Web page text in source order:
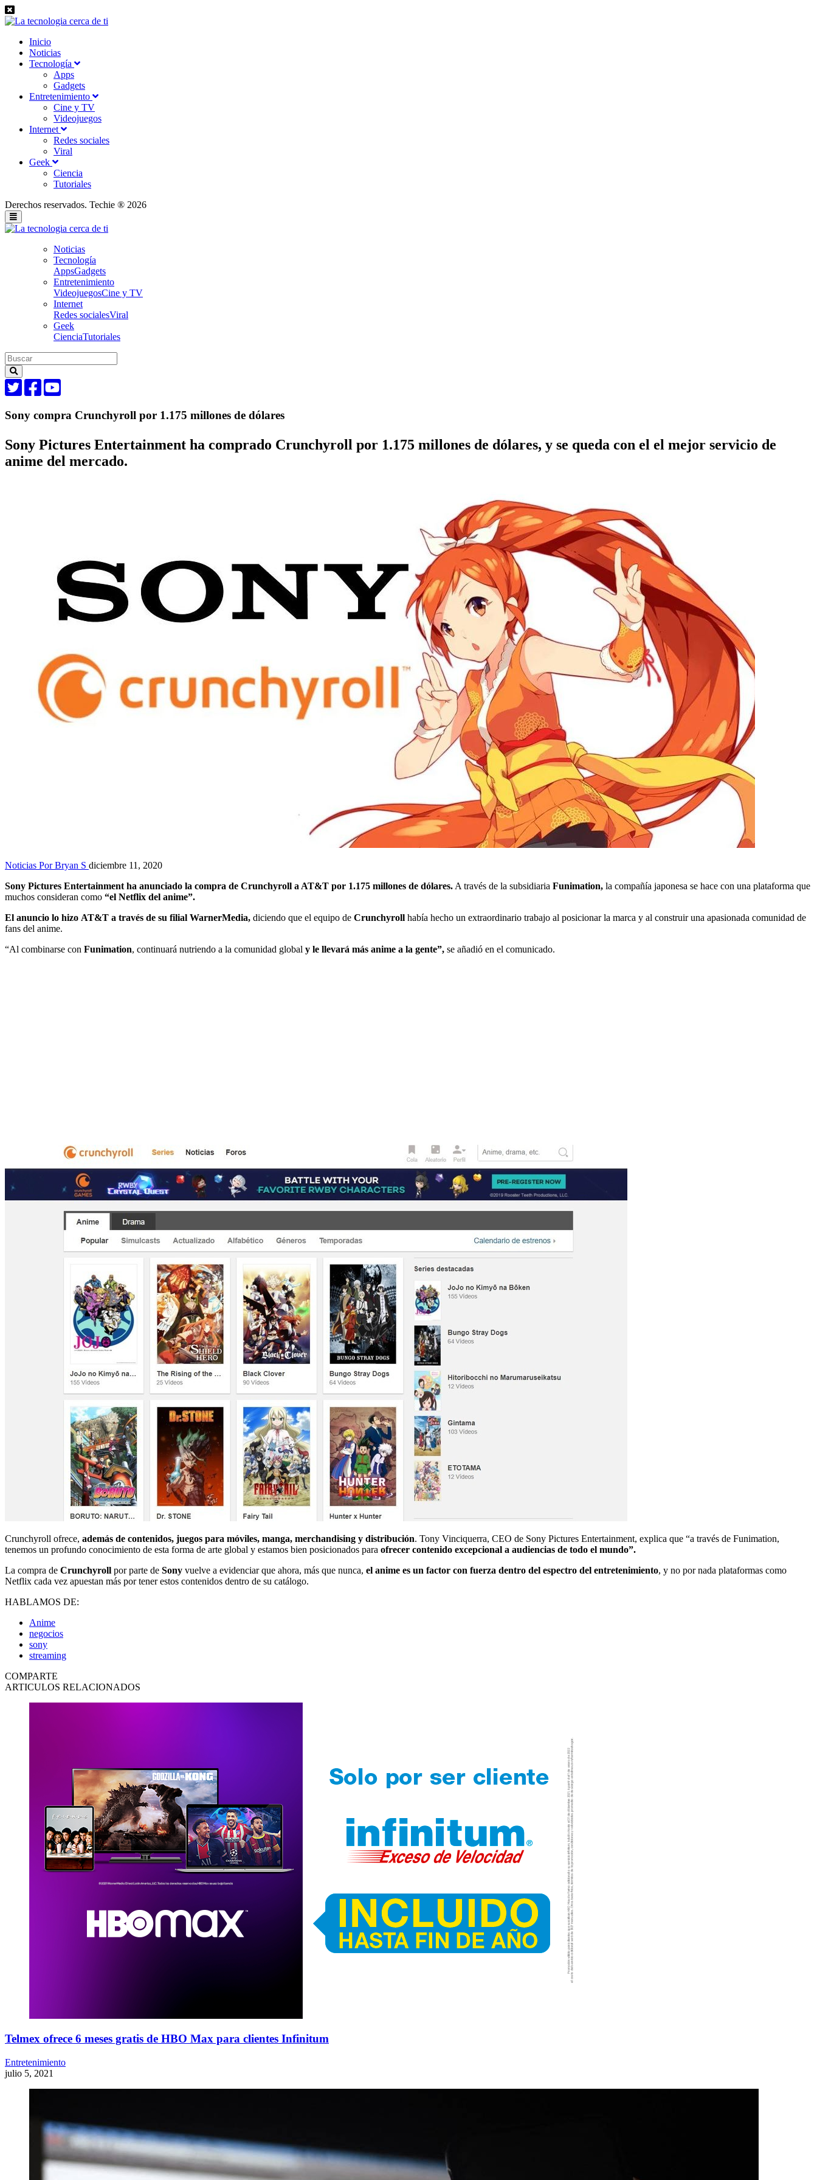
Inicio
Noticias
Tecnología
Apps
Gadgets
Entretenimiento
Cine y TV
Videojuegos
Internet
Redes sociales
Viral
Geek
Ciencia
Tutoriales
Derechos reservados. Techie ® 2026
Noticias
Tecnología
AppsGadgets
Entretenimiento
VideojuegosCine y TV
Internet
Redes socialesViral
Geek
CienciaTutoriales
Sony compra Crunchyroll por 1.175 millones de dólares
Sony Pictures Entertainment ha comprado Crunchyroll por 1.175 millones de dólares, y se queda con el el mejor servicio de
anime del mercado.
Noticias Por Bryan S diciembre 11, 2020
Sony Pictures Entertainment ha anunciado la compra de Crunchyroll a AT&T por 1.175 millones de dólares. A través de la subsidiaria Funimation, la compañía japonesa se hace con una plataforma que
muchos consideran como “el Netflix del anime”.
El anuncio lo hizo AT&T a través de su filial WarnerMedia, diciendo que el equipo de Crunchyroll había hecho un extraordinario trabajo al posicionar la marca y al construir una apasionada comunidad de
fans del anime.
“Al combinarse con Funimation, continuará nutriendo a la comunidad global y le llevará más anime a la gente”, se añadió en el comunicado.
Crunchyroll ofrece, además de contenidos, juegos para móviles, manga, merchandising y distribución. Tony Vinciquerra, CEO de Sony Pictures Entertainment, explica que “a través de Funimation,
tenemos un profundo conocimiento de esta forma de arte global y estamos bien posicionados para ofrecer contenido excepcional a audiencias de todo el mundo”.
La compra de Crunchyroll por parte de Sony vuelve a evidenciar que ahora, más que nunca, el anime es un factor con fuerza dentro del espectro del entretenimiento, y no por nada plataformas como
Netflix cada vez apuestan más por tener estos contenidos dentro de su catálogo.
HABLAMOS DE:
Anime
negocios
sony
streaming
COMPARTE
ARTICULOS RELACIONADOS
Telmex ofrece 6 meses gratis de HBO Max para clientes Infinitum
Entretenimiento
julio 5, 2021